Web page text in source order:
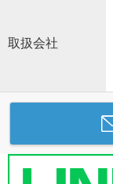
取扱会社